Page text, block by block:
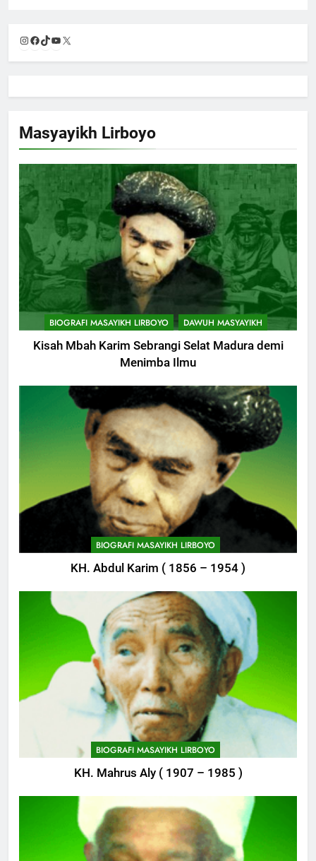
Instagram
Facebook
TikTok
YouTube
Masyayikh Lirboyo
BIOGRAFI MASAYIKH LIRBOYO DAWUH MASYAYIKH
Kisah Mbah Karim Sebrangi Selat Madura demi
Menimba Ilmu
BIOGRAFI MASAYIKH LIRBOYO
KH. Abdul Karim ( 1856 – 1954 )
BIOGRAFI MASAYIKH LIRBOYO
KH. Mahrus Aly ( 1907 – 1985 )
745
Himasal Semen Sumbang
Pembangunan Kantor Himasal
POJOK LIRBOYO
Delegasi MQK Kota Kediri
Menuju Probolinggo
POJOK LIRBOYO
747
Haflah Akhirussanah, Lirboyo
Gelar Pameran
POJOK LIRBOYO